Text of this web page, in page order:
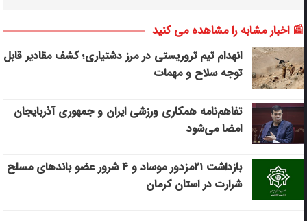
📰 اخبار مشابه را مشاهده می کنید
انهدام تیم تروریستی در مرز دشتیاری؛ کشف مقادیر قابل
توجه سلاح و مهمات
تفاهم‌نامه همکاری ورزشی ایران و جمهوری آذربایجان
امضا می‌شود
بازداشت ۲۱مزدور موساد و ۴ شرور عضو باندهای مسلح
شرارت در استان کرمان